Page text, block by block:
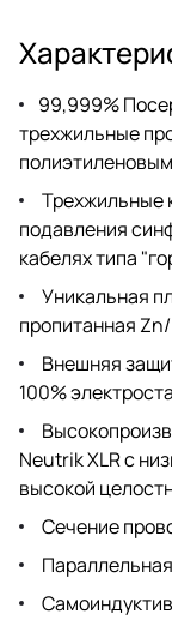
99,999%
трехжильные
Трехжильные
подавления
кабелях типа
Уникальная
пропитанная
Внешняя
100%
Neutrik XLR с
высокой
Сечение